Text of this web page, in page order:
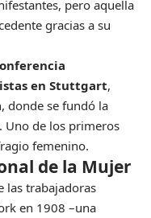
pero aquella
gracias a su
en Stuttgart,
donde se fundó la
Uno de los primeros
femenino.
de la Mujer
las trabajadoras
en 1908 –una